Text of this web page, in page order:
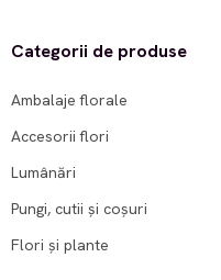
Categorii de produse
Ambalaje florale
Accesorii flori
Lumânări
Pungi, cutii și coșuri
Flori și plante